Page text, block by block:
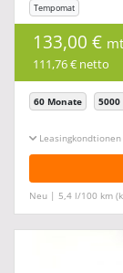
Tempomat
133,00 €
111,76 € netto
60 Monate
Neu | 5,4 l/100 km